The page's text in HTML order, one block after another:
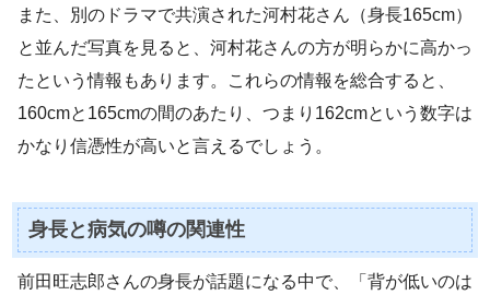
また、別のドラマで共演された河村花さん（身長165cm）
と並んだ写真を見ると、河村花さんの方が明らかに高かっ
たという情報もあります。これらの情報を総合すると、
160cmと165cmの間のあたり、つまり162cmという数字は
かなり信憑性が高いと言えるでしょう。
身長と病気の噂の関連性
前田旺志郎さんの身長が話題になる中で、「背が低いのは